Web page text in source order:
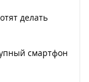
делать
смартфон